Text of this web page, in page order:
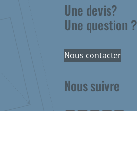
Une devis?
Une question ?
Nous contacter
Nous suivre